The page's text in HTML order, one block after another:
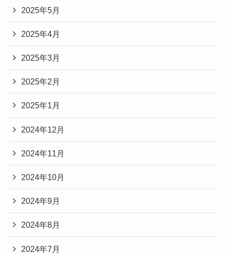
2025年5月
2025年4月
2025年3月
2025年2月
2025年1月
2024年12月
2024年11月
2024年10月
2024年9月
2024年8月
2024年7月